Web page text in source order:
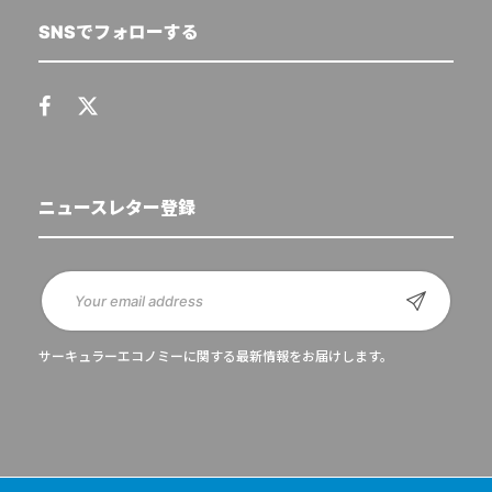
SNSでフォローする
ニュースレター登録
サーキュラーエコノミーに関する最新情報をお届けします。